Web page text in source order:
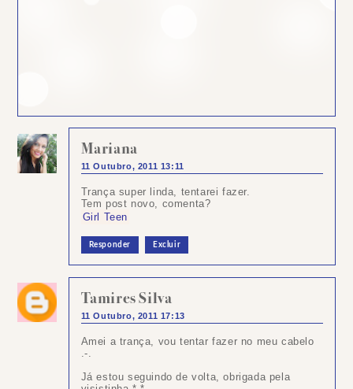
Mariana
11 Outubro, 2011 13:11
Trança super linda, tentarei fazer.
Tem post novo, comenta?
Girl Teen
Responder Excluir
Tamires Silva
11 Outubro, 2011 17:13
Amei a trança, vou tentar fazer no meu cabelo
.-.
Já estou seguindo de volta, obrigada pela